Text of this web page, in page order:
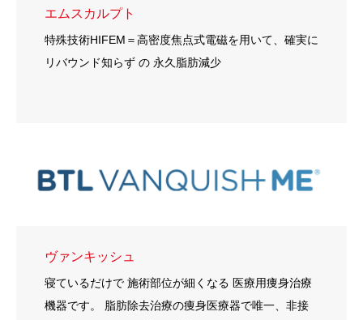
エムスカルプト
特殊技術HIFEM＝高密度焦点式電磁を用いて、確実に
リバウンド知らず の 永久脂肪減少
ヴァンキッシュ
寝ているだけで 施術部位が細くなる 医療用痩身治療
機器です。 脂肪除去治療の痩身医療器で唯一、非接